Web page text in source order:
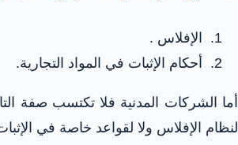
الإفلاس .
أحكام الإثبات في المواد التجارية.
أما الشركات المدنية فلا تكتسب صفة
لنظام الإفلاس ولا لقواعد خاصة في